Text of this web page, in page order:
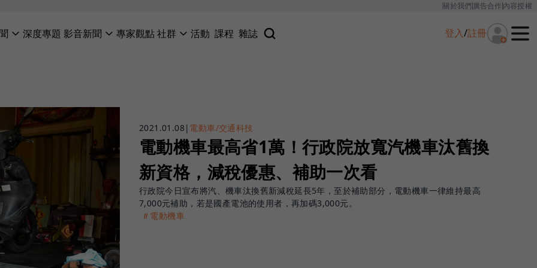
關於我們廣告合作內容授權
深度專題 影音新聞 專家觀點社群 活動 課程 雜誌 登入/註冊
2021.01.08| 電動車/交通科技
電動機車最高省1萬！行政院放寬汽機車汰舊換
新資格，減稅優惠、補助一次看
行政院今日宣布將汽、機車汰換舊新減稅延長5年，至於補助部分，電動機車一律維持最高
7,000元補助，若是國產電池的使用者，再加碼3,000元。
＃電動機車